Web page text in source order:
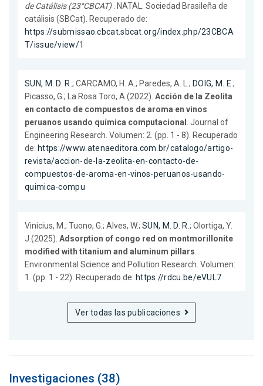
de Catálisis (23°CBCAT)
. NATAL. Sociedad Brasileña de
catálisis (SBCat). Recuperado de:
https://submissao.cbcat.sbcat.org/index.php/23CBCA
T/issue/view/1
SUN, M. D. R. ; CARCAMO, H. A.; Paredes, A. L.; DOIG, M. E.;
Picasso, G.; La Rosa Toro, A.(2022). Acción de la Zeolita
en contacto de compuestos de aroma en vinos
peruanos usando química computacional
. Journal of
Engineering Research. Volumen: 2. (pp. 1 - 8). Recuperado
de: https://www.atenaeditora.com.br/catalogo/artigo-
revista/accion-de-la-zeolita-en-contacto-de-
compuestos-de-aroma-en-vinos-peruanos-usando-
quimica-compu
Vinicius, M.; Tuono, G.; Alves, W.; SUN, M. D. R. ; Olortiga, Y.
J.(2025). Adsorption of congo red on montmorillonite
modified with titanium and aluminum pillars
Environmental Science and Pollution Research. Volumen:
1. (pp. 1 - 22). Recuperado de: https://rdcu.be/eVUL7
Ver todas las publicaciones
Investigaciones (38)